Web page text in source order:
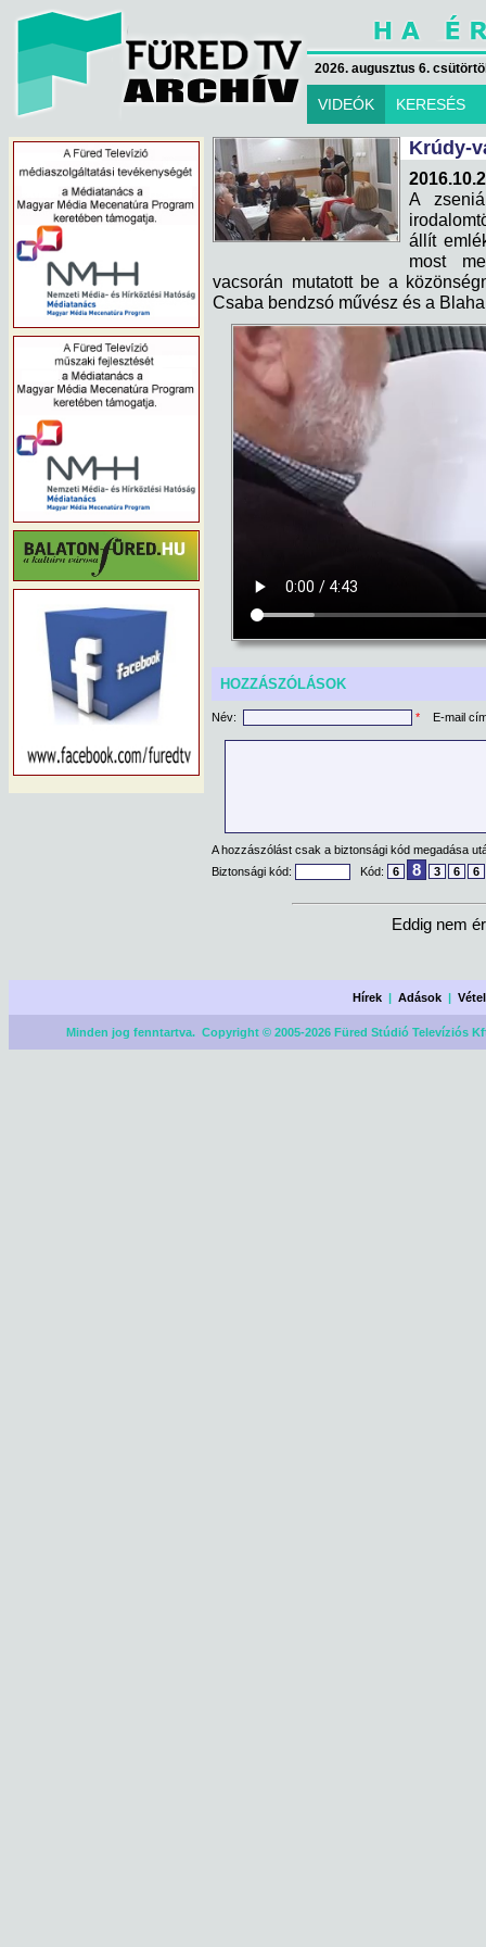
2026. augusztus 6.
VIDEÓK KERESÉS
Krúdy-
A
állít
most
vacsorán mutatott be a
Csaba bendzsó művész és a
HOZZÁSZÓLÁSOK
Név: * E-mail
A hozzászólást csak a biztonsági kód megadása
Biztonsági kód:
Kód: 6 8 3 6 6
Eddig nem
Hírek |Adások |
Minden jog fenntartva. Copyright © 2005-2026 Füred Stúdió Televíziós